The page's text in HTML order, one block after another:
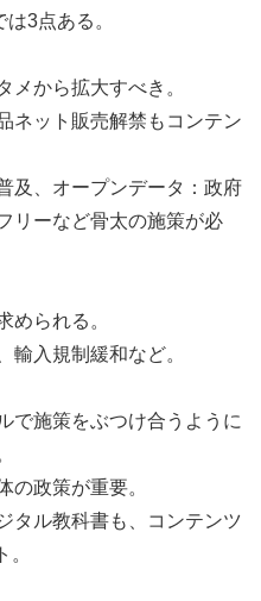
3点ある。
から拡大すべき。
ット販売解禁もコンテン
、オープンデータ：政府
リーなど骨太の施策が必
られる。
入規制緩和など。
施策をぶつけ合うように
政策が重要。
ル教科書も、コンテンツ